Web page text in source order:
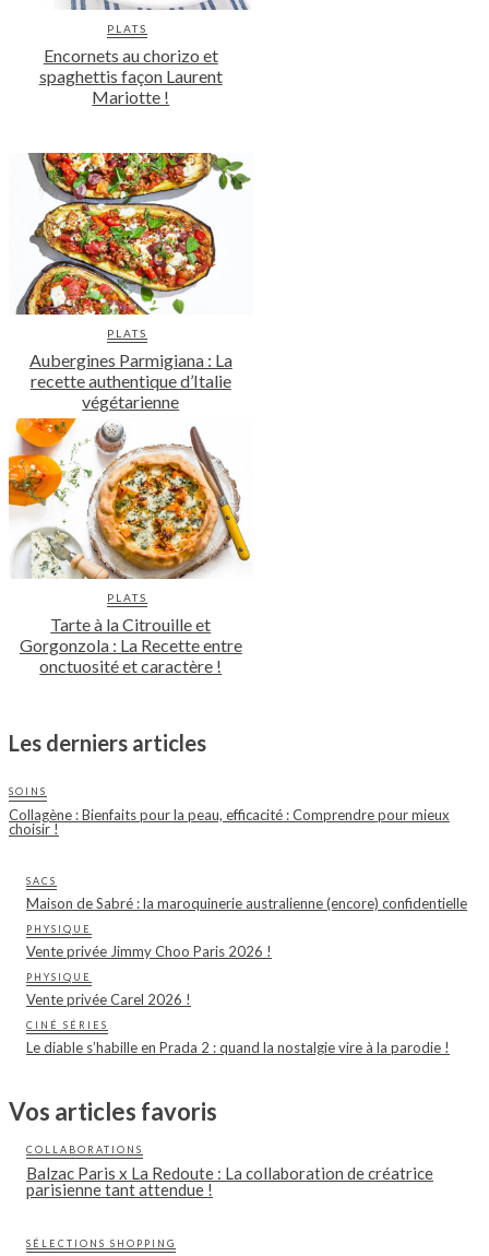
PLATS
Encornets au chorizo et
spaghettis façon Laurent
Mariotte !
PLATS
Aubergines Parmigiana : La
recette authentique d’Italie
végétarienne
PLATS
Tarte à la Citrouille et
Gorgonzola : La Recette entre
onctuosité et caractère !
Les derniers articles
SOINS
Collagène : Bienfaits pour la peau, efficacité : Comprendre pour mieux
choisir !
SACS
Maison de Sabré : la maroquinerie australienne (encore) confidentielle
PHYSIQUE
Vente privée Jimmy Choo Paris 2026 !
PHYSIQUE
Vente privée Carel 2026 !
CINÉ SÉRIES
Le diable s’habille en Prada 2 : quand la nostalgie vire à la parodie !
Vos articles favoris
COLLABORATIONS
Balzac Paris x La Redoute : La collaboration de créatrice
parisienne tant attendue !
SÉLECTIONS SHOPPING